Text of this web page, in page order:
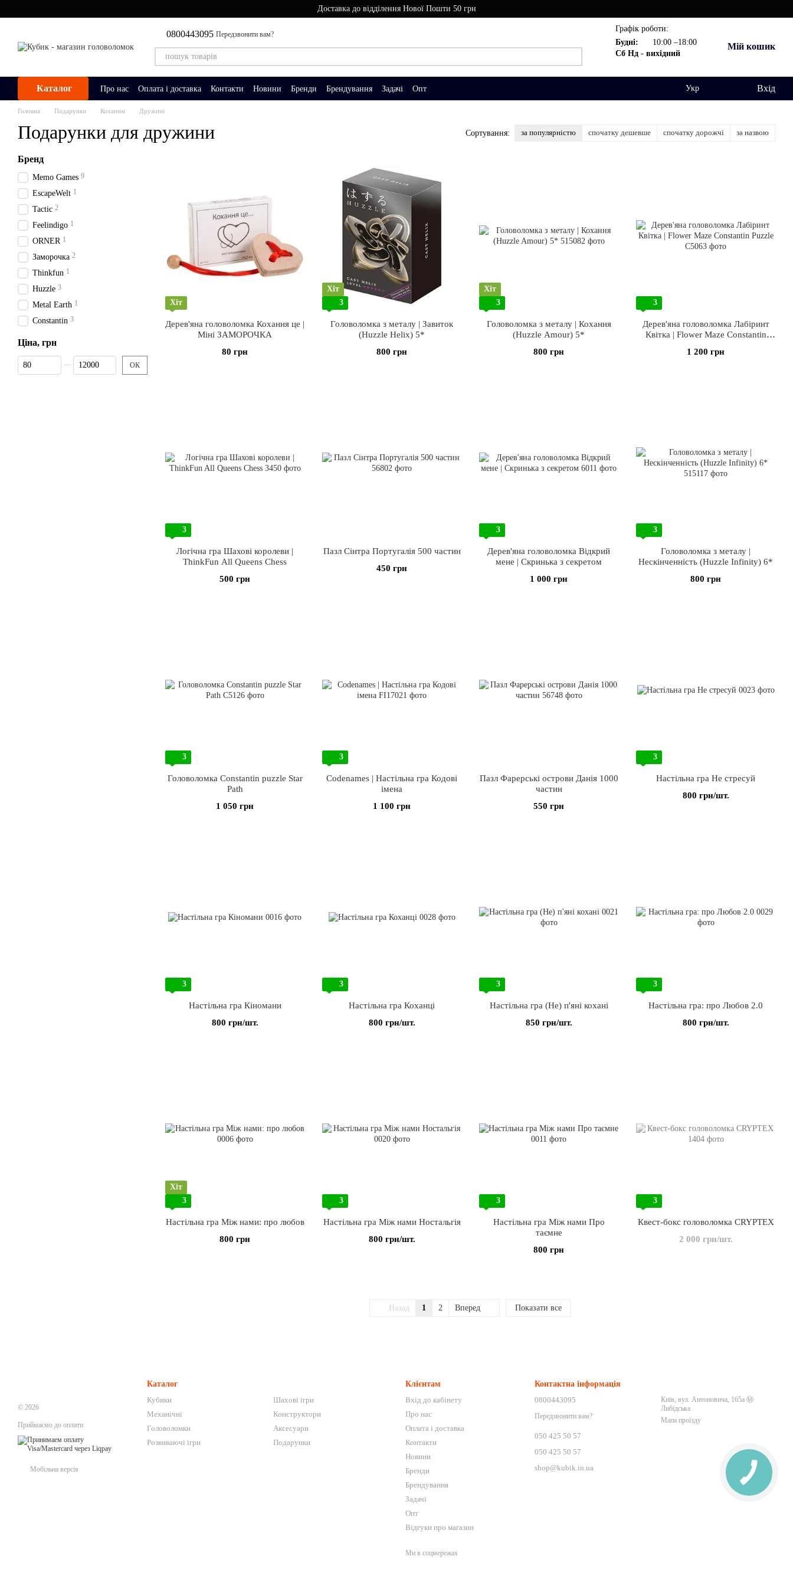
Доставка до відділення Нової Пошти 50 грн
0800443095 Передзвонити вам?
Графік роботи:
Будні:
10:00 –18:00
Сб Нд - вихідний
Мій кошик
Каталог Про нас Оплата і доставка Контакти Новини Бренди Брендування Задачі Опт Укр Вхід
Головна Подарунки Коханим Дружині
Подарунки для дружини Сортування: за популярністю спочатку дешевше спочатку дорожчі за назвою
Хіт
Дерев'яна головоломка Кохання це |
Міні ЗАМОРОЧКА
80 грн
Хіт
3
Головоломка з металу | Завиток
(Huzzle Helix) 5*
800 грн
Хіт
3
Головоломка з металу | Кохання
(Huzzle Amour) 5*
800 грн
3
Дерев'яна головоломка Лабіринт
Квітка | Flower Maze Constantin
1 200 грн
3
Логічна гра Шахові королеви |
ThinkFun All Queens Chess
500 грн
Пазл Сінтра Португалія 500 частин
450 грн
3
Дерев'яна головоломка Відкрий
мене | Скринька з секретом
1 000 грн
3
Головоломка з металу |
Нескінченність (Huzzle Infinity) 6*
800 грн
3
Головоломка Constantin puzzle Star
Path
1 050 грн
3
Codenames | Настільна гра Кодові
імена
1 100 грн
Пазл Фарерські острови Данія 1000
частин
550 грн
3
Настільна гра Не стресуй
800 грн/шт.
3
Настільна гра Кіномани
800 грн/шт.
3
Настільна гра Коханці
800 грн/шт.
3
Настільна гра (Не) п'яні кохані
850 грн/шт.
3
Настільна гра: про Любов 2.0
800 грн/шт.
Хіт
3
Настільна гра Між нами: про любов
800 грн
3
Настільна гра Між нами Ностальгія
800 грн/шт.
3
Настільна гра Між нами Про
таємне
800 грн
3
Квест-бокс головоломка CRYPTEX
2 000 грн/шт.
Назад 1 2 Вперед Показати все
Бренд
Memo Games 9
EscapeWelt 1
Tactic 2
Feelindigo 1
ORNER 1
Заморочка 2
Thinkfun 1
Huzzle 3
Metal Earth 1
Constantin 3
Ціна, грн
Від Ціна, грн
До Ціна, грн
ОК
© 2026
Приймаємо до оплати
Мобільна версія
Каталог
Кубики
Механічні
Головоломки
Розвиваючі ігри
Шахові ігри
Конструктори
Аксесуари
Подарунки
Клієнтам
Вхід до кабінету
Про нас
Оплата і доставка
Контакти
Новини
Бренди
Брендування
Задачі
Опт
Відгуки про магазин
Ми в соцмережах
Контактна інформація
0800443095
Передзвонити вам?
050 425 50 57
050 425 50 57
shop@kubik.in.ua
Київ, вул. Антоновича, 165а Ⓜ️
Либідська
Мапа проїзду